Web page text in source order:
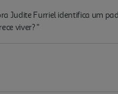
Judite Furriel identifica um
viver? "